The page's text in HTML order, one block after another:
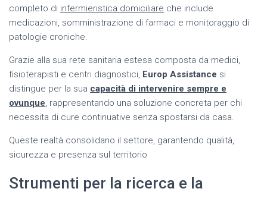
completo di infermieristica domiciliare che include
medicazioni, somministrazione di farmaci e monitoraggio di
patologie croniche.
Grazie alla sua rete sanitaria estesa composta da medici,
fisioterapisti e centri diagnostici, Europ Assistance si
distingue per la sua capacità di intervenire sempre e
ovunque, rappresentando una soluzione concreta per chi
necessita di cure continuative senza spostarsi da casa.
Queste realtà consolidano il settore, garantendo qualità,
sicurezza e presenza sul territorio
Strumenti per la ricerca e la